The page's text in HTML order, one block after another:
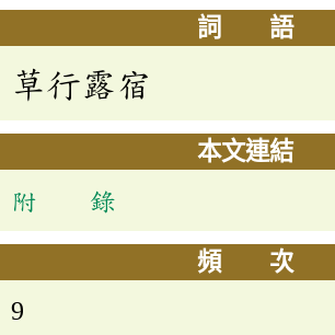
詞 語
草行露宿
本文連結
附 錄
頻 次
9